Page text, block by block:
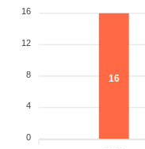
16
16
12
8
4
0